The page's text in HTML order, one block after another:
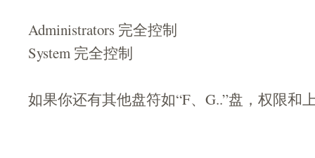
Administrators 完全控制
System 完全控制
如果你还有其他盘符如“F、G..”盘，权限和